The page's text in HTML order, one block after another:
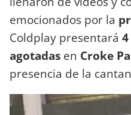
emocionados por la
Coldplay presentará
agotadas en Croke
presencia de la